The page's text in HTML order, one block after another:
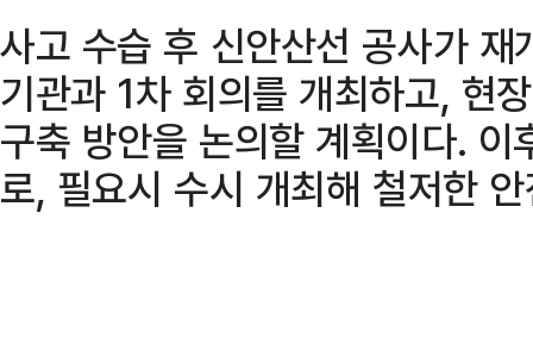
사고 수습 후 신안산선 공사가 재
기관과 1차 회의를 개최하고, 현
구축 방안을 논의할 계획이다.
로, 필요시 수시 개최해 철저한